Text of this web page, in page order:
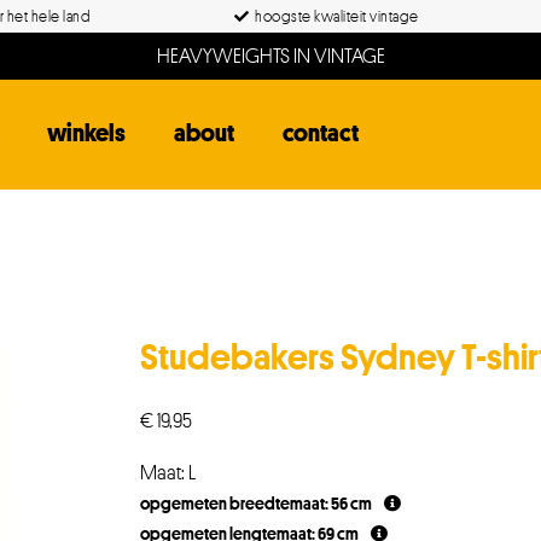
het hele land hoogste kwaliteit vintage
HEAVYWEIGHTS IN VINTAGE
winkels about contact
Studebakers Sydney T-
€19,95
Maat: L
opgemeten breedtemaat: 56 cm
opgemeten lengtemaat: 69 cm